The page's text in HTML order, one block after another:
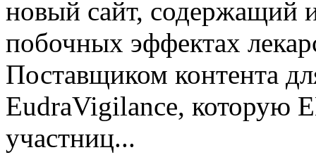
новый сайт,
побочных эффектах
Поставщиком контента
EudraVigilance, которую
участниц...